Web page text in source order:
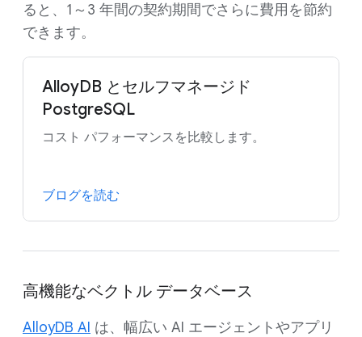
ると、1～3 年間の契約期間でさらに費用を節約
できます。
AlloyDB とセルフマネージド
PostgreSQL
コスト パフォーマンスを比較します。
ブログを読む
高機能なベクトル データベース
AlloyDB AI は、幅広い AI エージェントやアプリ